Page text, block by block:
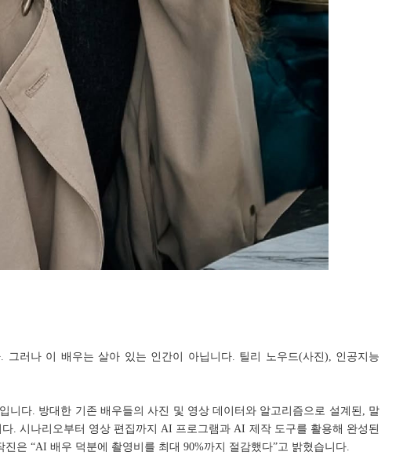
그러나 이 배우는 살아 있는 인간이 아닙니다. 틸리 노우드(사진), 인공지능
니다. 방대한 기존 배우들의 사진 및 영상 데이터와 알고리즘으로 설계된, 말
. 시나리오부터 영상 편집까지 AI 프로그램과 AI 제작 도구를 활용해 완성된
진은 “AI 배우 덕분에 촬영비를 최대 90%까지 절감했다”고 밝혔습니다.